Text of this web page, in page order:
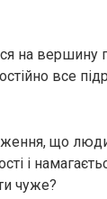
на вершину
все
що
і
чуже?